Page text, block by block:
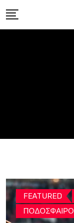
to
FEATURED
ΠΟΔΟΣΦΑΙΡΟ